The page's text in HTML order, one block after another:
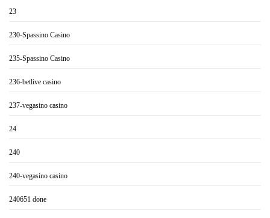
23
230-Spassino Casino
235-Spassino Casino
236-betlive casino
237-vegasino casino
24
240
240-vegasino casino
240651 done